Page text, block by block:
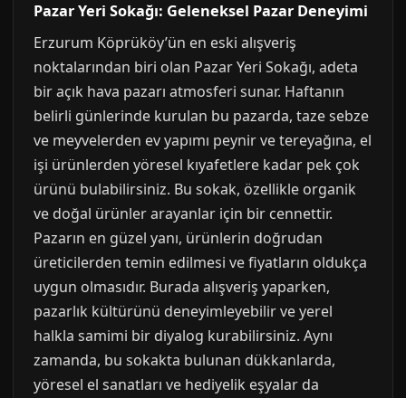
Pazar Yeri Sokağı: Geleneksel Pazar Deneyimi
Erzurum Köprüköy’ün en eski alışveriş
noktalarından biri olan Pazar Yeri Sokağı, adeta
bir açık hava pazarı atmosferi sunar. Haftanın
belirli günlerinde kurulan bu pazarda, taze sebze
ve meyvelerden ev yapımı peynir ve tereyağına, el
işi ürünlerden yöresel kıyafetlere kadar pek çok
ürünü bulabilirsiniz. Bu sokak, özellikle organik
ve doğal ürünler arayanlar için bir cennettir.
Pazarın en güzel yanı, ürünlerin doğrudan
üreticilerden temin edilmesi ve fiyatların oldukça
uygun olmasıdır. Burada alışveriş yaparken,
pazarlık kültürünü deneyimleyebilir ve yerel
halkla samimi bir diyalog kurabilirsiniz. Aynı
zamanda, bu sokakta bulunan dükkanlarda,
yöresel el sanatları ve hediyelik eşyalar da